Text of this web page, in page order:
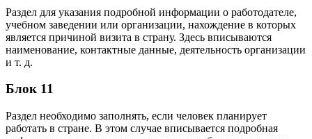
Раздел для указания подробной информации о работодателе,
учебном заведении или организации, нахождение в которых
является причиной визита в страну. Здесь вписываются
наименование, контактные данные, деятельность организации
и т. д.
Блок 11
Раздел необходимо заполнять, если человек планирует
работать в стране. В этом случае вписывается подробная